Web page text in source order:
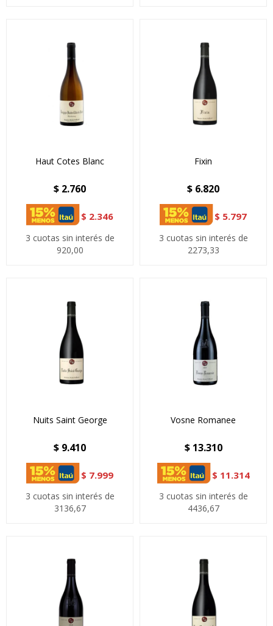
Haut Cotes Blanc
$ 2.760
$ 2.346
3 cuotas sin interés de
920,00
Fixin
$ 6.820
$ 5.797
3 cuotas sin interés de
2273,33
Nuits Saint George
$ 9.410
$ 7.999
3 cuotas sin interés de
3136,67
Vosne Romanee
$ 13.310
$ 11.314
3 cuotas sin interés de
4436,67